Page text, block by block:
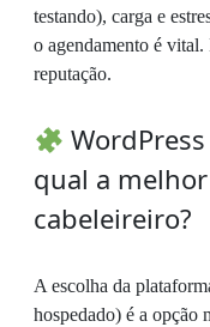
testando), carga e
o agendamento é vital.
reputação.
qual a
cabeleireiro?
A escolha da
hospedado) é a opção